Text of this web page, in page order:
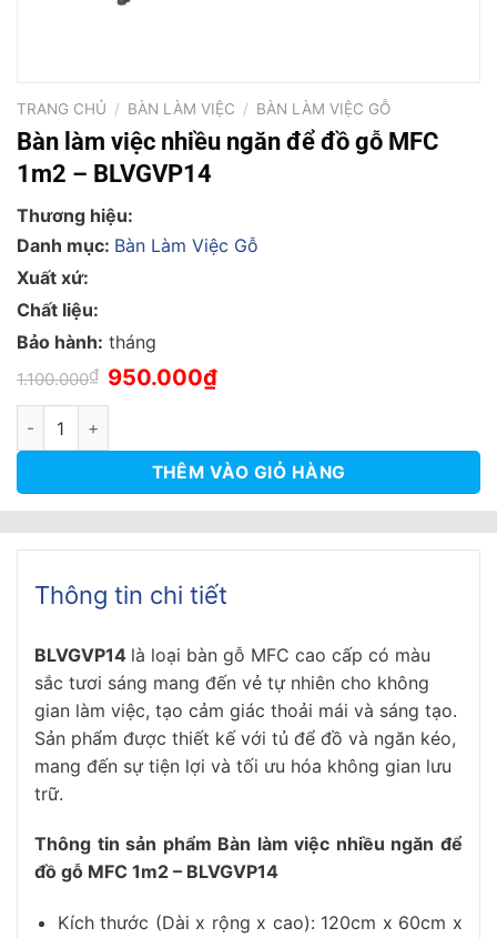
TRANG CHỦ / BÀN LÀM VIỆC / BÀN LÀM VIỆC GỖ
Bàn làm việc nhiều ngăn để đồ gỗ MFC
1m2 – BLVGVP14
Thương hiệu:
Danh mục: Bàn Làm Việc Gỗ
Xuất xứ:
Chất liệu:
Bảo hành: tháng
1.100.000₫ Giá
gốc
là:
950.000₫Giá
hiện
Bàn làm việc nhiều ngăn để đồ gỗ MFC 1m2 - BLVGVP14 số
THÊM VÀO GIỎ HÀNG
Thông tin chi tiết
BLVGVP14 là loại bàn gỗ MFC cao cấp có màu
sắc tươi sáng mang đến vẻ tự nhiên cho không
gian làm việc, tạo cảm giác thoải mái và sáng tạo.
Sản phẩm được thiết kế với tủ để đồ và ngăn kéo,
mang đến sự tiện lợi và tối ưu hóa không gian lưu
trữ.
Thông tin sản phẩm Bàn làm việc nhiều ngăn để
đồ gỗ MFC 1m2 – BLVGVP14
Kích thước (Dài x rộng x cao): 120cm x 60cm x